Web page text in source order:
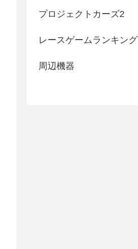
プロジェクトカーズ2
レースゲームランキング
周辺機器